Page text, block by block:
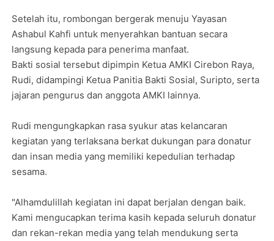
Setelah itu, rombongan bergerak menuju Yayasan
Ashabul Kahfi untuk menyerahkan bantuan secara
langsung kepada para penerima manfaat.
Bakti sosial tersebut dipimpin Ketua AMKI Cirebon Raya,
Rudi, didampingi Ketua Panitia Bakti Sosial, Suripto, serta
jajaran pengurus dan anggota AMKI lainnya.
Rudi mengungkapkan rasa syukur atas kelancaran
kegiatan yang terlaksana berkat dukungan para donatur
dan insan media yang memiliki kepedulian terhadap
sesama.
"Alhamdulillah kegiatan ini dapat berjalan dengan baik.
Kami mengucapkan terima kasih kepada seluruh donatur
dan rekan-rekan media yang telah mendukung serta